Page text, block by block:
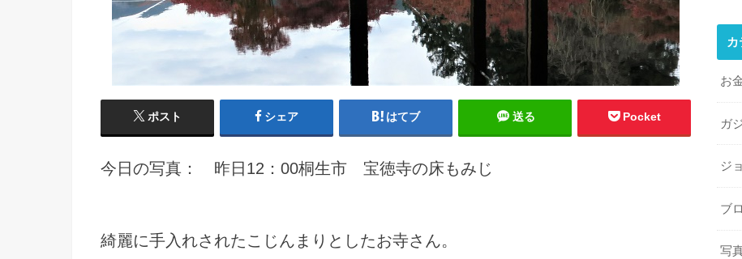
ポスト シェア はてブ 送る Pocket
今日の写真： 昨日12：00桐生市 宝徳寺の床もみじ
綺麗に手入れされたこじんまりとしたお寺さん。
お
ガ
ジ
ブ
写